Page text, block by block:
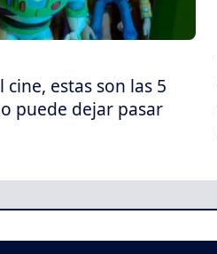
cine, estas son las 5
puede dejar pasar